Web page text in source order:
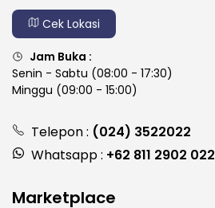
Cek Lokasi
Jam Buka :
Senin - Sabtu (08:00 - 17:30)
Minggu (09:00 - 15:00)
Telepon : (024) 3522022
Whatsapp : +62 811 2902 022
Marketplace